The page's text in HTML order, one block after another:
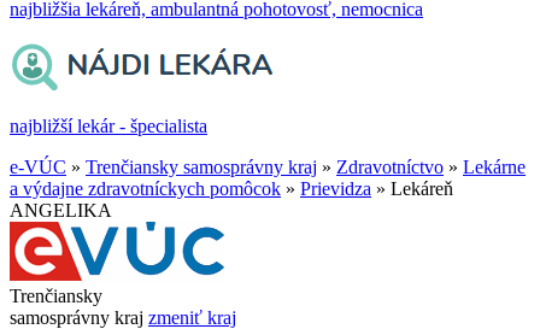
najbližšia lekáreň, ambulantná pohotovosť, nemocnica
najbližší lekár - špecialista
e-VÚC » Trenčiansky samosprávny kraj » Zdravotníctvo » Lekárne
a výdajne zdravotníckych pomôcok » Prievidza » Lekáreň
ANGELIKA
Trenčiansky
samosprávny kraj zmeniť kraj